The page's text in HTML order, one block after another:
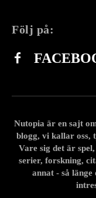
Följ på:
Nutopia är en sajt
blogg, vi kallar oss,
Vare sig det är
serier, forskning,
annat - så